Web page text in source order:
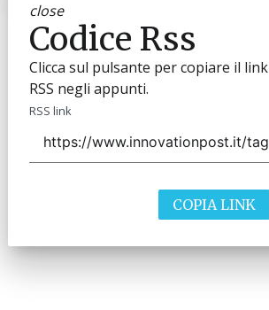
close
Codice Rss
Clicca sul pulsante per copiare il link
RSS negli appunti.
RSS link
COPIA LINK